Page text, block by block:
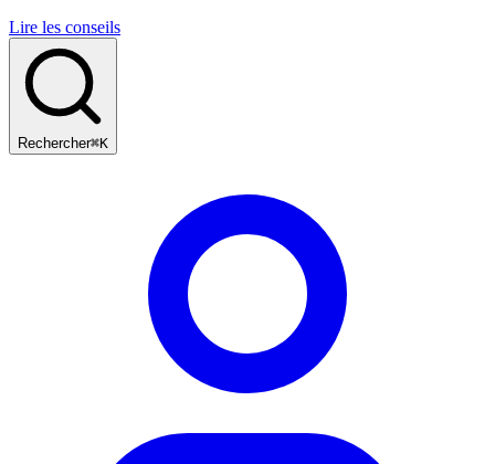
Lire les conseils
Rechercher⌘K